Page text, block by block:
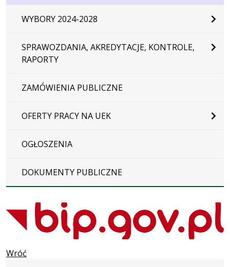
WYBORY 2024-2028
SPRAWOZDANIA, AKREDYTACJE, KONTROLE,
RAPORTY
ZAMÓWIENIA PUBLICZNE
OFERTY PRACY NA UEK
OGŁOSZENIA
DOKUMENTY PUBLICZNE
Wróć